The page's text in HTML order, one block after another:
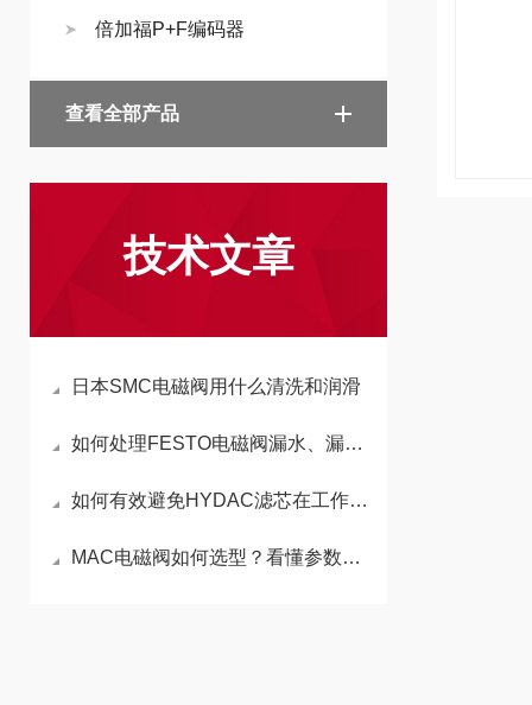
倍加福P+F编码器
查看全部产品
技术文章
日本SMC电磁阀用什么清洗和润滑
如何处理FESTO电磁阀漏水、漏汽防范措施
如何有效避免HYDAC滤芯在工作中被吸扁
MAC电磁阀如何选型？看懂参数很重要